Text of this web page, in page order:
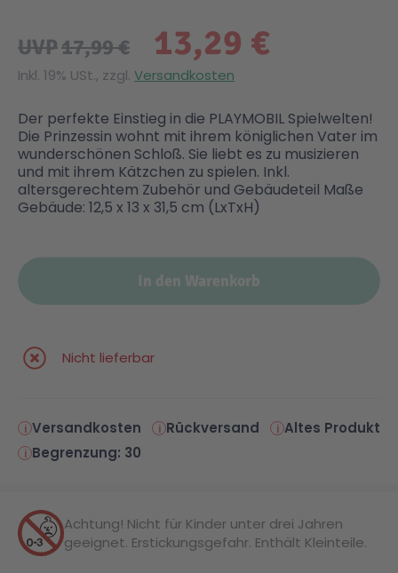
13,29 €
UVP17,99 €
Inkl. 19% USt., zzgl. Versandkosten
Der perfekte Einstieg in die PLAYMOBIL Spielwelten!
Die Prinzessin wohnt mit ihrem königlichen Vater im
wunderschönen Schloß. Sie liebt es zu musizieren
und mit ihrem Kätzchen zu spielen. Inkl.
altersgerechtem Zubehör und Gebäudeteil Maße
Gebäude: 12,5 x 13 x 31,5 cm (LxTxH)
In den Warenkorb
Nicht lieferbar
Versandkosten Rückversand
Altes Produkt
Begrenzung: 30
Achtung! Nicht für Kinder unter drei Jahren
geeignet. Erstickungsgefahr. Enthält Kleinteile.